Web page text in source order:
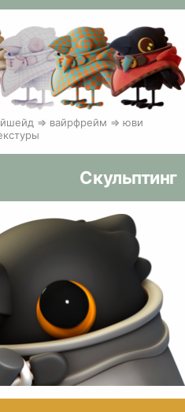
=> вайрфрейм => юви
Скульптинг